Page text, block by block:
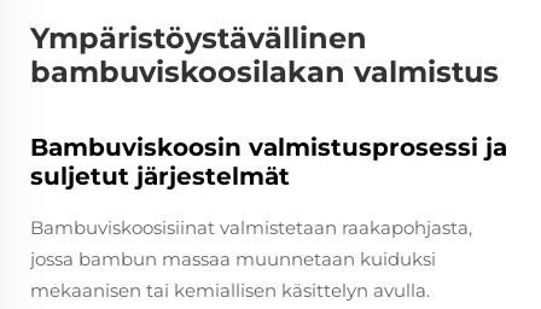
Ympäristöystävällinen
bambuviskoosilakan valmistus
Bambuviskoosin valmistusprosessi ja
suljetut järjestelmät
Bambuviskoosisiinat valmistetaan raakapohjasta,
jossa bambun massaa muunnetaan kuiduksi
mekaanisen tai kemiallisen käsittelyn avulla.